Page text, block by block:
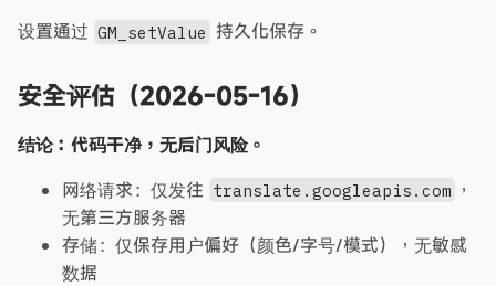
设置通过 GM_setValue 持久化保存。
安全评估（2026-05-16）
结论：代码干净，无后门风险。
网络请求：仅发往 translate.googleapis.com ，
无第三方服务器
存储：仅保存用户偏好（颜色/字号/模式），无敏感
数据